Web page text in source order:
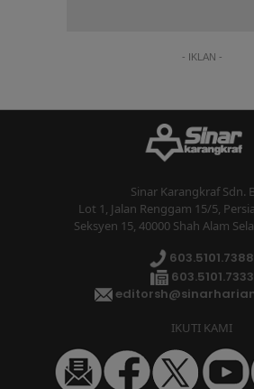
- IKLAN -
Sinar Karangkraf Sdn.
Lot 1, Jalan Renggam 15/5,
Seksyen 15, 40000 Shah Alam
603.5101.7388
603.5101.7333
IKUTI KAMI